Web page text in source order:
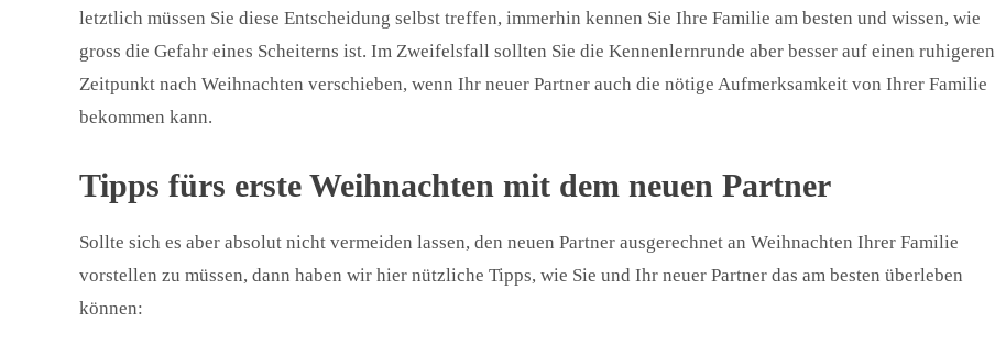
letztlich müssen Sie diese Entscheidung selbst treffen, immerhin kennen Sie Ihre Familie am besten und wissen, wie
gross die Gefahr eines Scheiterns ist. Im Zweifelsfall sollten Sie die Kennenlernrunde aber besser auf einen ruhigeren
Zeitpunkt nach Weihnachten verschieben, wenn Ihr neuer Partner auch die nötige Aufmerksamkeit von Ihrer Familie
bekommen kann.
Tipps fürs erste Weihnachten mit dem neuen Partner
Sollte sich es aber absolut nicht vermeiden lassen, den neuen Partner ausgerechnet an Weihnachten Ihrer Familie
vorstellen zu müssen, dann haben wir hier nützliche Tipps, wie Sie und Ihr neuer Partner das am besten überleben
können: